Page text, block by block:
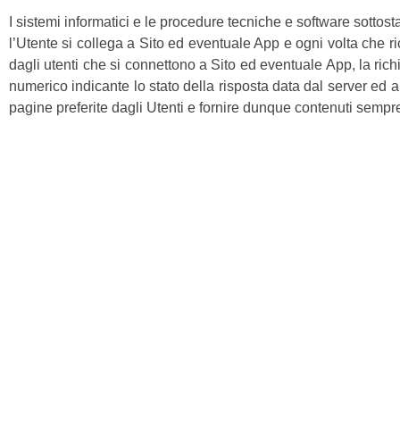
I sistemi informatici e le procedure tecniche e software
l’Utente si collega a Sito ed eventuale App e ogni volta
dagli utenti che si connettono a Sito ed eventuale App, la
numerico indicante lo stato della risposta data dal server ed
pagine preferite dagli Utenti e fornire dunque contenuti